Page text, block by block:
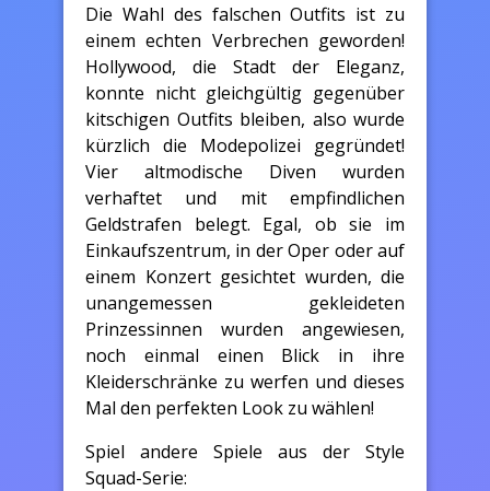
Die Wahl des falschen Outfits ist zu
einem echten Verbrechen geworden!
Hollywood, die Stadt der Eleganz,
konnte nicht gleichgültig gegenüber
kitschigen Outfits bleiben, also wurde
kürzlich die Modepolizei gegründet!
Vier altmodische Diven wurden
verhaftet und mit empfindlichen
Geldstrafen belegt. Egal, ob sie im
Einkaufszentrum, in der Oper oder auf
einem Konzert gesichtet wurden, die
unangemessen gekleideten
Prinzessinnen wurden angewiesen,
noch einmal einen Blick in ihre
Kleiderschränke zu werfen und dieses
Mal den perfekten Look zu wählen!
Spiel andere Spiele aus der Style
Squad-Serie: